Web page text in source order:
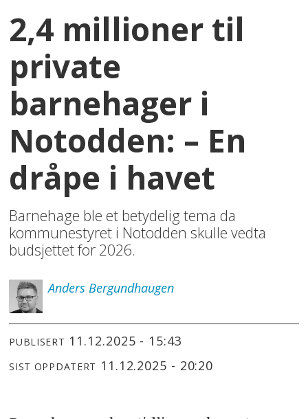
2,4 millioner til
private
barnehager i
Notodden: – En
dråpe i havet
Barnehage ble et betydelig tema da
kommunestyret i Notodden skulle vedta
budsjettet for 2026.
Anders Bergundhaugen
PUBLISERT 11.12.2025 - 15:43
SIST OPPDATERT 11.12.2025 - 20:20